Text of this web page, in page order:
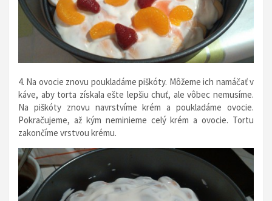
4. Na ovocie znovu poukladáme piškóty. Môžeme ich namáčať v
káve, aby torta získala ešte lepšiu chuť, ale vôbec nemusíme.
Na piškóty znovu navrstvíme krém a poukladáme ovocie.
Pokračujeme, až kým neminieme celý krém a ovocie. Tortu
zakončíme vrstvou krému.